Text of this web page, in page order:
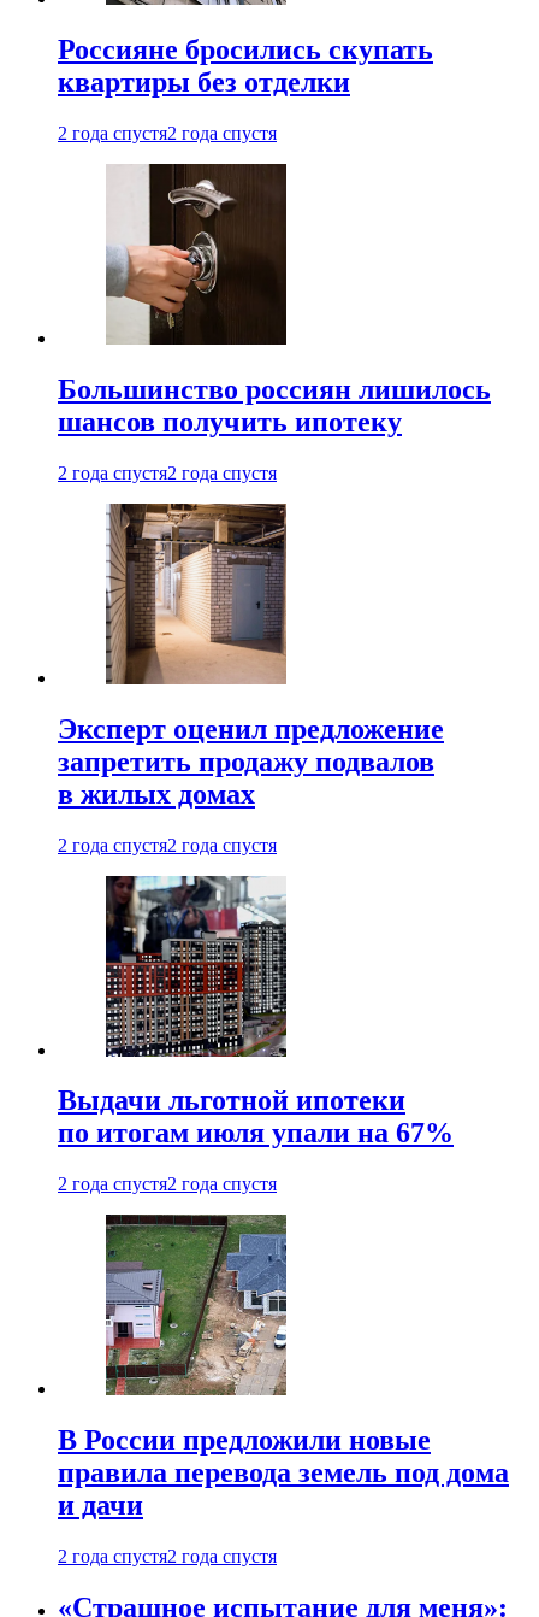
Россияне бросились скупать
квартиры без отделки
2 года спустя2 года спустя
Большинство россиян лишилось
шансов получить ипотеку
2 года спустя2 года спустя
Эксперт оценил предложение
запретить продажу подвалов
в жилых домах
2 года спустя2 года спустя
Выдачи льготной ипотеки
по итогам июля упали на 67%
2 года спустя2 года спустя
В России предложили новые
правила перевода земель под дома
и дачи
2 года спустя2 года спустя
«Страшное испытание для меня»: